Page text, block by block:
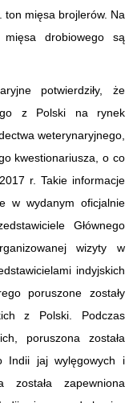
ton mięsa brojlerów. Na
drobiowego są
potwierdziły, że
z Polski na rynek
weterynaryjnego,
kwestionariusza, o co
r. Takie informacje
w wydanym oficjalnie
Głównego
wizyty w
indyjskich
poruszone zostały
z Polski. Podczas
poruszona została
Indii jaj wylęgowych i
została zapewniona